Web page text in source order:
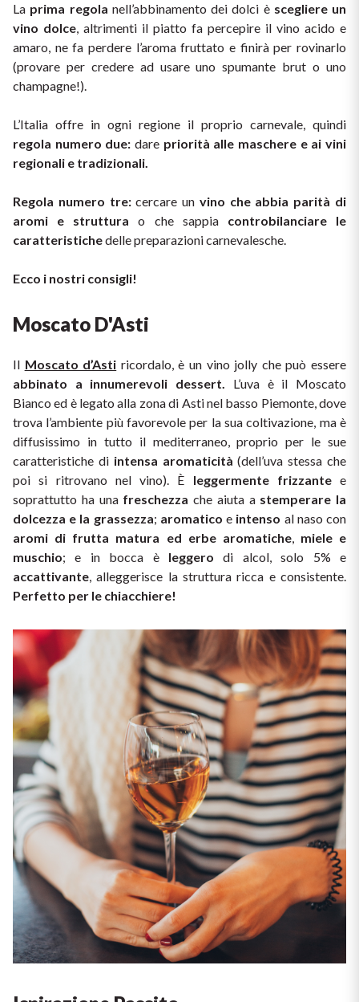
Toscana
Trentino
Veneto
Casali 1900
Lambrusco and Spergola
Lucani Wines
Emilian Wines
Friulian Wines
Lazio Wines
Piemonte Wines
Trentino Wines
Umbrian wines
Veneto Wines
Champagne wines
Burgundy wines
Bordeaux wines
La prima regola nell’abbinamento dei dolci è scegliere un
vino dolce, altrimenti il piatto fa percepire il vino acido e
amaro, ne fa perdere l’aroma fruttato e finirà per rovinarlo
(provare per credere ad usare uno spumante brut o uno
champagne!).
regola numero due: dare priorità alle maschere e ai vini
regionali e tradizionali.
Regola numero tre: cercare un vino che abbia parità di
aromi e struttura o che sappia controbilanciare le
caratteristiche delle preparazioni carnevalesche.
Ecco i nostri consigli!
Moscato D'Asti
Il Moscato d’Asti
abbinato a innumerevoli dessert. L’uva è il Moscato
Bianco ed è legato alla zona di Asti nel basso Piemonte, dove
trova l’ambiente più favorevole per la sua coltivazione, ma è
diffusissimo in tutto il mediterraneo, proprio per le sue
caratteristiche di intensa aromaticità (dell’uva stessa che
poi si ritrovano nel vino). È leggermente frizzante e
soprattutto ha una freschezza che aiuta a stemperare la
dolcezza e la grassezza; aromatico e intenso
aromi di frutta matura ed erbe aromatiche, miele e
muschio; e in bocca è leggero
accattivante
Perfetto per le chiacchiere!